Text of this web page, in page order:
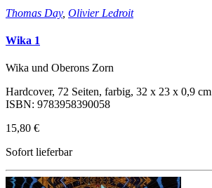
Thomas Day, Olivier Ledroit
Wika 1
Wika und Oberons Zorn
Hardcover, 72 Seiten, farbig, 32 x 23 x 0,9 cm
ISBN: 9783958390058
15,80 €
Sofort lieferbar